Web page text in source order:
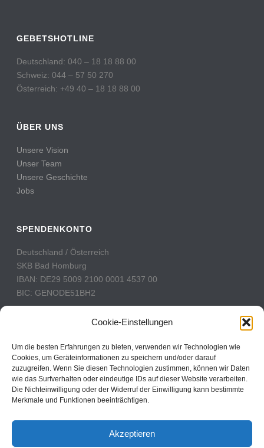
Cookie-Einstellungen
Um die besten Erfahrungen zu bieten, verwenden wir Technologien wie
Cookies, um Geräteinformationen zu speichern und/oder darauf
zuzugreifen. Wenn Sie diesen Technologien zustimmen, können wir Daten
wie das Surfverhalten oder eindeutige IDs auf dieser Website verarbeiten.
Die Nichteinwilligung oder der Widerruf der Einwilligung kann bestimmte
Merkmale und Funktionen beeinträchtigen.
Akzeptieren
GEBETSHOTLINE
Deutschland: 040 – 18 18 88 00
Schweiz: 044 – 57 50 270
Österreich: +49 40 – 18 18 88 00
ÜBER UNS
Unsere Vision
Unser Team
Unsere Geschichte
Jobs
SPENDENKONTO
Deutschland / Österreich
SKB Bad Homburg
IBAN: DE29 5009 2100 0001 4537 00
BIC: GENODE51BH2
Konto: 60-742493-7
IBAN: CH31 0900 0000 6074 2493 7
BIC: POFICHBEXXX
CBN Deutschland © 2024